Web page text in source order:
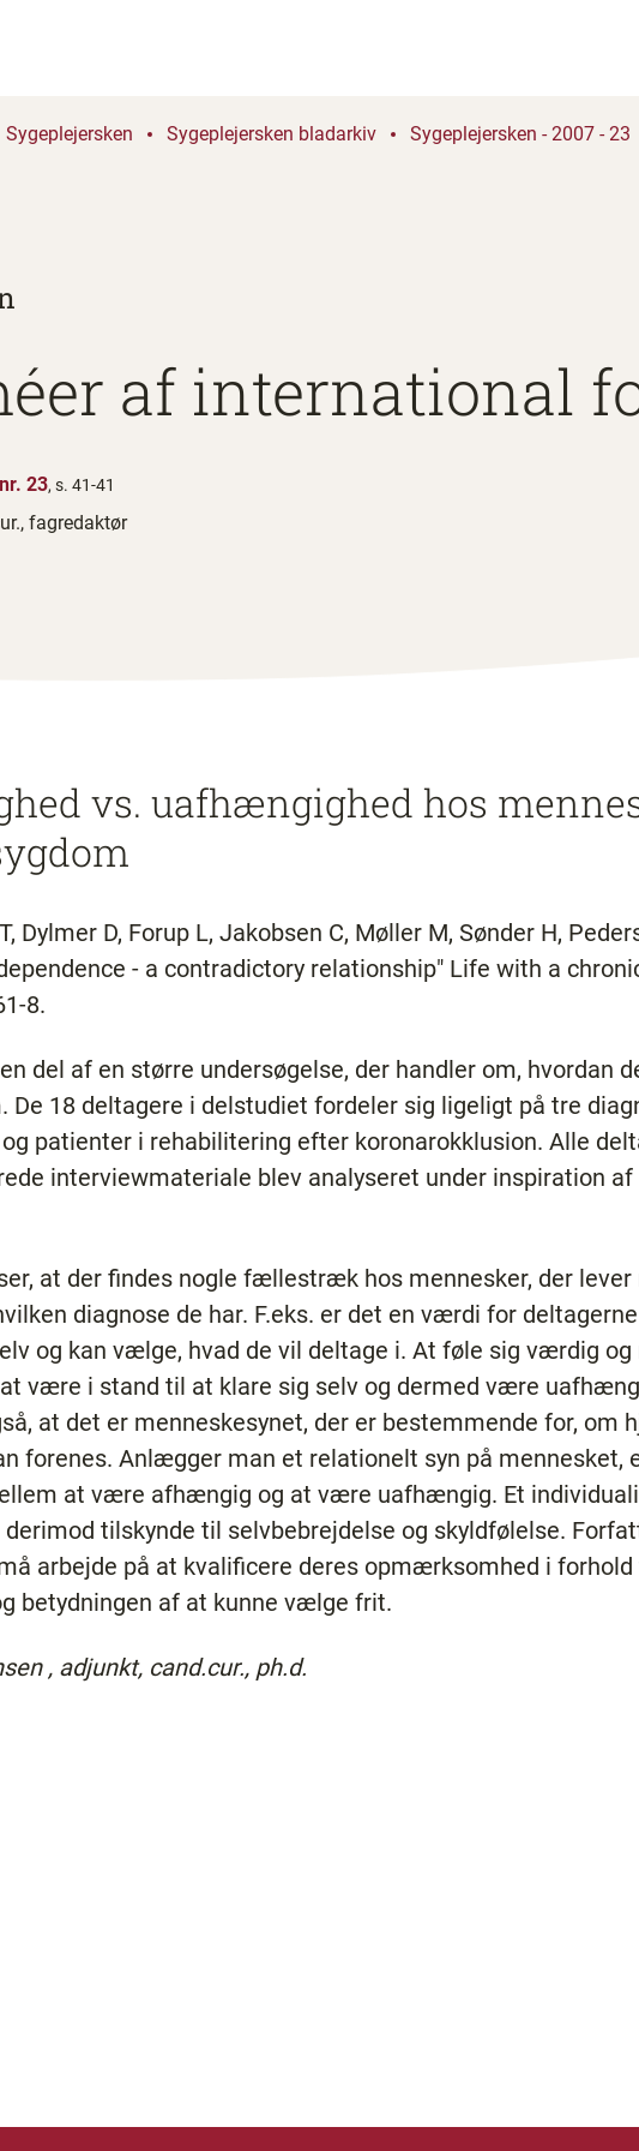
Sygeplejersken Sygeplejersken bladarkiv Sygeplejersken - 2007 - 23
af international
23, s. 41-41
fagredaktør
vs. uafhængighed hos
Dylmer D, Forup L, Jakobsen C, Møller M, Sønder H,
- a contradictory relationship" Life with a
8.
del af en større undersøgelse, der handler om, hvordan
De 18 deltagere i delstudiet fordeler sig ligeligt på tre
patienter i rehabilitering efter koronarokklusion. Alle
interviewmateriale blev analyseret under inspiration af
at der findes nogle fællestræk hos mennesker, der lever
diagnose de har. F.eks. er det en værdi for
og kan vælge, hvad de vil deltage i. At føle sig værdig
være i stand til at klare sig selv og dermed være
at det er menneskesynet, der er bestemmende for, om
forenes. Anlægger man et relationelt syn på mennesket,
at være afhængig og at være uafhængig. Et
tilskynde til selvbebrejdelse og skyldfølelse.
arbejde på at kvalificere deres opmærksomhed i
betydningen af at kunne vælge frit.
, adjunkt, cand.cur., ph.d.